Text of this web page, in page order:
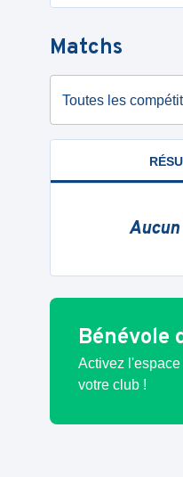
Matchs
Toutes les
Bénévole
Activez
votre club !